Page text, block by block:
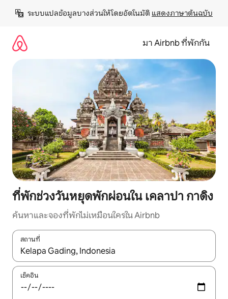
เนื้อหา
ระบบแปลข้อมูลบางส่วนให้โดยอัตโนมัติ แสดงภาษาต้นฉบับ
มา Airbnb ที่พักกัน
ที่พักช่วงวันหยุดพักผ่อนใน เคลาปา กาดิง
ค้นหาและจองที่พักไม่เหมือนใครใน Airbnb
สถานที่
ใช้ลูกศรขึ้นลง หรือใช้การสัมผัสหรือปัด เพื่อสำรวจผลการค้นหา
เช็คอิน